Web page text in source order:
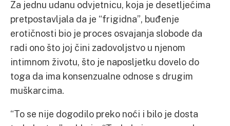
Za jednu udanu odvjetnicu, koja je desetljećima
pretpostavljala da je “frigidna”, buđenje
erotičnosti bio je proces osvajanja slobode da
radi ono što joj čini zadovoljstvo u njenom
intimnom životu, što je naposljetku dovelo do
toga da ima konsenzualne odnose s drugim
muškarcima.
“To se nije dogodilo preko noći i bilo je dosta